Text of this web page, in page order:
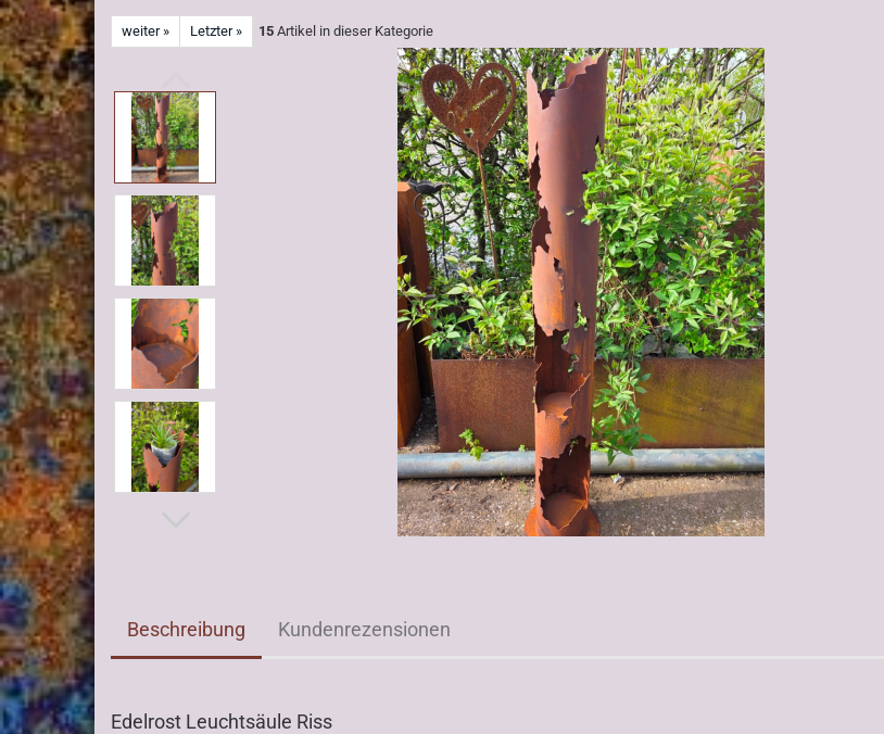
weiter » Letzter » 15 Artikel in dieser Kategorie
Beschreibung Kundenrezensionen
Edelrost Leuchtsäule Riss